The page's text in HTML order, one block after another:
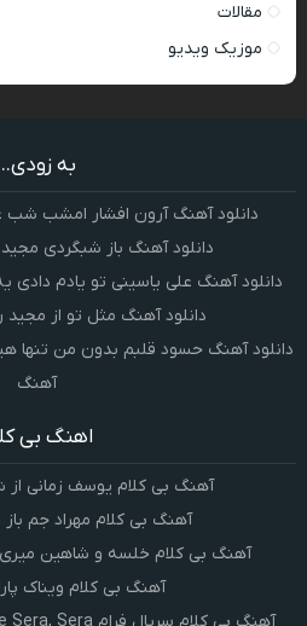
مقالات
موزیک ویدیو
به
دانلود آهنگ آرون افشار امشب
دانلود آهنگ باز شبگردی
دانلود آهنگ علی یاسینی تو یادم
دانلود آهنگ مثل تو از
دانلود آهنگ حسود قلبم بدون من تنها
آهنگ
اهنگ بی
آهنگ بی کلام یوسف زمانی از
آهنگ بی کلام مهراد جم
آهنگ بی کلام خلسه و شاهین میری
آهنگ بی کلام ویناک